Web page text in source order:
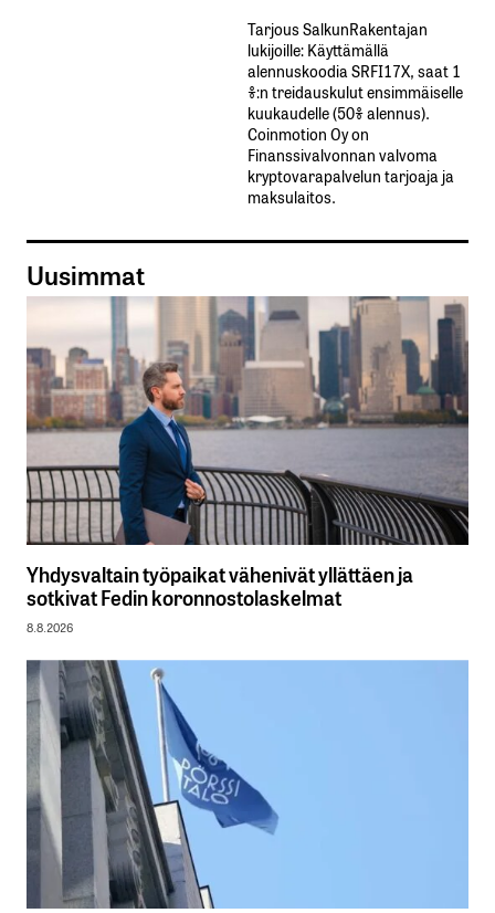
Tarjous SalkunRakentajan
lukijoille: Käyttämällä​ ​
alennuskoodia​ ​SRFI17X,​ ​saat​ ​1
%:n treidauskulut​ ​ensimmäiselle​ ​
kuukaudelle​ ​(50%​ ​alennus).
Coinmotion Oy on
Finanssivalvonnan valvoma
kryptovarapalvelun tarjoaja ja
maksulaitos.
Uusimmat
Yhdysvaltain työpaikat vähenivät yllättäen ja
sotkivat Fedin koronnostolaskelmat
8.8.2026